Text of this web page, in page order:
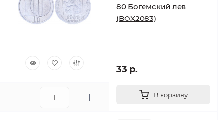
80 Богемский лев
(BOX2083)
33 р.
В корзину